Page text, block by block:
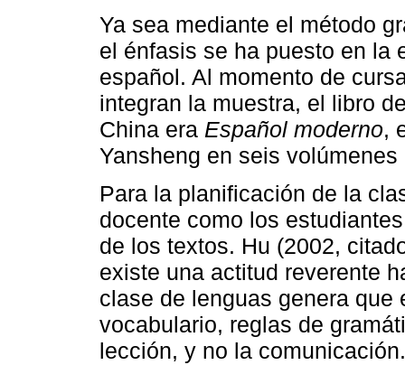
Ya sea mediante el método
el énfasis se ha puesto en la
español. Al momento de
integran la muestra, el libro
China era Español moderno,
Yansheng en seis
Para la planificación de la
docente como los
de los textos. Hu (2002,
existe una actitud reverente
clase de lenguas genera
vocabulario, reglas de
lección, y no la comunicación.